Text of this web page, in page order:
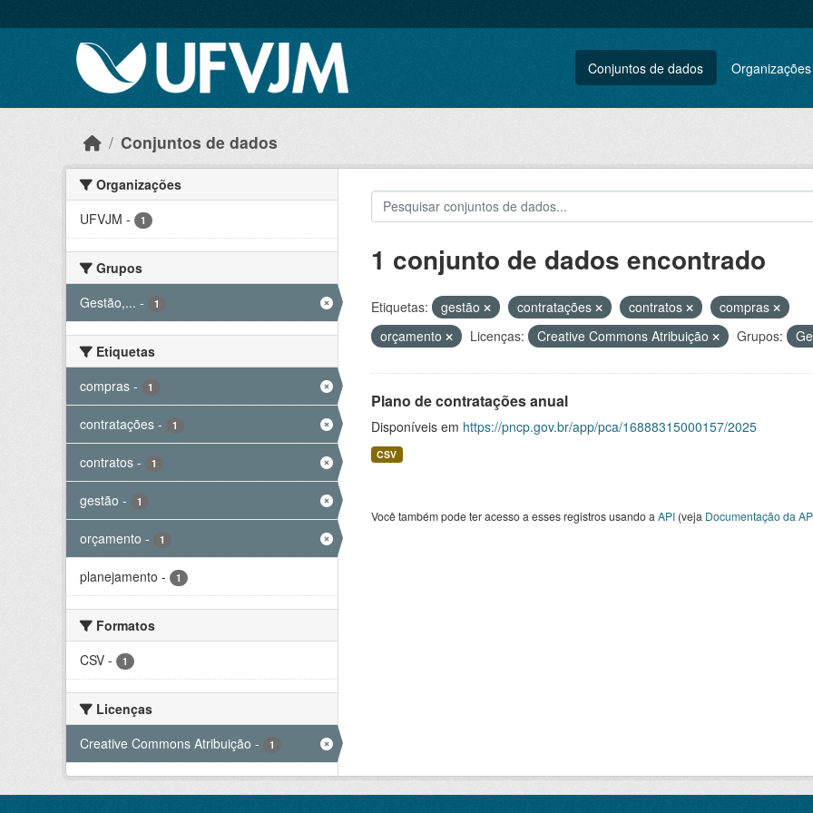
Conjuntos de dados Organizações
Conjuntos de dados
Organizações
UFVJM - 1
Grupos
Gestão,... - 1
Etiquetas
compras - 1
contratações - 1
contratos - 1
gestão - 1
orçamento - 1
planejamento - 1
Formatos
CSV - 1
Licenças
Creative Commons Atribuição - 1
1 conjunto de dados encontrado
Etiquetas: gestão contratações contratos
compras
orçamento
Licenças: Creative Commons Atribuição Grupos:
Plano de contratações anual
Disponíveis em https://pncp.gov.br/app/pca/16888315000157/2025
CSV
Você também pode ter acesso a esses registros usando a API(veja Documentação da